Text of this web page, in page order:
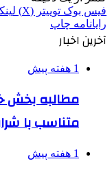
فیس بوک توییتر (X)
رایانامه چاپ
آخرین اخبار
1 هفته پیش
مطالبه بخش
متناسب با
1 هفته پیش